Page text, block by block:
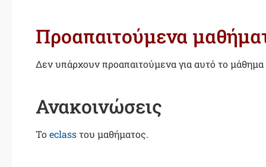
Προαπαιτούμενα
Δεν υπάρχουν προαπαιτούμενα για αυτό το μάθημα
Ανακοινώσεις
Τοeclassτου μαθήματος.